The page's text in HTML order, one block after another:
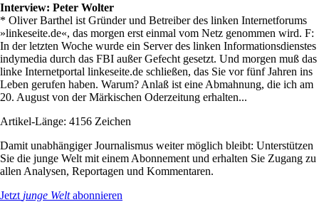
Interview: Peter Wolter
* Oliver Barthel ist Gründer und Betreiber des linken Internetforums
»linkeseite.de«, das morgen erst einmal vom Netz genommen wird. F:
In der letzten Woche wurde ein Server des linken Informationsdienstes
indymedia durch das FBI außer Gefecht gesetzt. Und morgen muß das
linke Internetportal linkeseite.de schließen, das Sie vor fünf Jahren ins
Leben gerufen haben. Warum? Anlaß ist eine Abmahnung, die ich am
20. August von der Märkischen Oderzeitung erhalten...
Artikel-Länge: 4156 Zeichen
Damit unabhängiger Journalismus weiter möglich bleibt: Unterstützen
Sie die junge Welt mit einem Abonnement und erhalten Sie Zugang zu
allen Analysen, Reportagen und Kommentaren.
Jetzt junge Weltabonnieren